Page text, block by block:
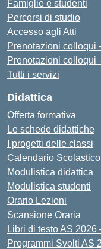
Famiglie e studenti
Percorsi di studio
Accesso agli Atti
Prenotazioni colloqui
Prenotazioni colloqui
Tutti i servizi
Didattica
Offerta formativa
Le schede didattiche
I progetti delle classi
Calendario
Modulistica didattica
Modulistica studenti
Orario Lezioni
Scansione Oraria
Libri di testo AS 2026
Programmi Svolti AS